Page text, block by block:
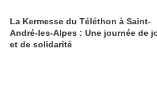
La Kermesse du Téléthon à Saint-
André-les-Alpes : Une journée de
et de solidarité